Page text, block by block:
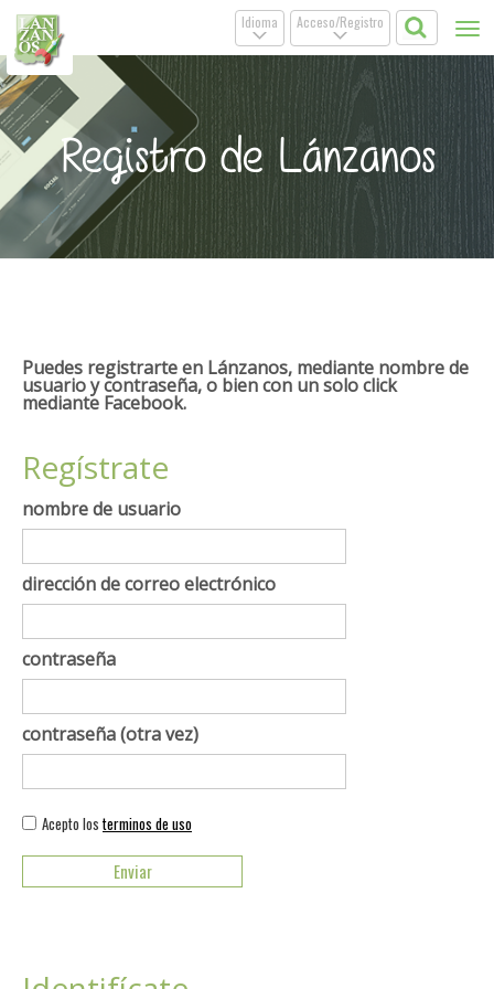
Acceso/Registro
.
Idioma
.
Registro de Lánzanos
Puedes registrarte en Lánzanos, mediante nombre de
usuario y contraseña, o bien con un solo click
mediante Facebook.
Regístrate
nombre de usuario
dirección de correo electrónico
contraseña
contraseña (otra vez)
Acepto los terminos de uso